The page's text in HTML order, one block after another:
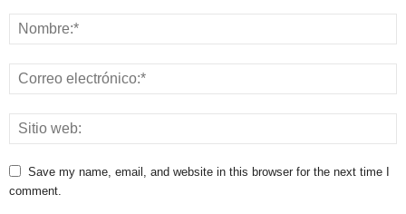
Save my name, email, and website in this browser for the next time I
comment.